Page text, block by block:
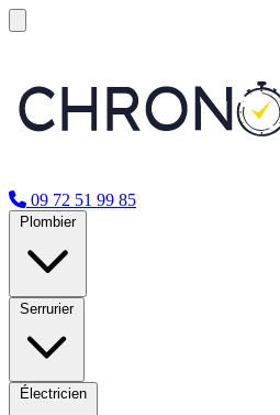
09 72 51 99 85
Plombier
Serrurier
Électricien